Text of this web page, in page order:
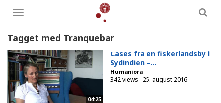
Toggle
menu
Tagget med Tranquebar
04:25
Cases fra en fiskerlandsby i
Sydindien –...
Humaniora
342 views 25. august 2016